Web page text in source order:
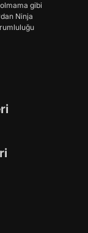
gibi
Ninja